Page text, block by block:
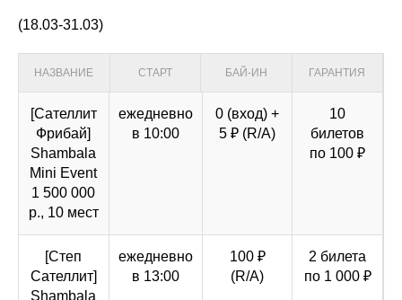
(18.03-31.03)
НАЗВАНИЕ СТАРТ БАЙ-ИН ГАРАНТИЯ
[Cателлит
Фрибай]
Shambala
Mini Event
1 500 000
р., 10 мест
ежедневно
в 10:00
0 (вход) +
5 ₽ (R/A)
10
билетов
по 100 ₽
[Степ
Cателлит]
Shambala
ежедневно
в 13:00
100 ₽
(R/A)
2 билета
по 1 000 ₽